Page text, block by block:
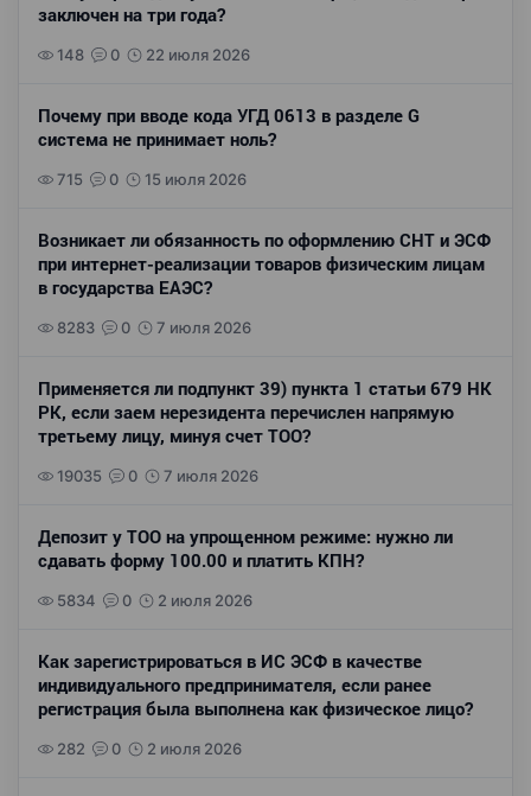
заключен на три года?
148 0 22 июля 2026
Почему при вводе кода УГД 0613 в разделе G
система не принимает ноль?
715 0 15 июля 2026
Возникает ли обязанность по оформлению СНТ и ЭСФ
при интернет-реализации товаров физическим лицам
в государства ЕАЭС?
8283 0 7 июля 2026
Применяется ли подпункт 39) пункта 1 статьи 679 НК
РК, если заем нерезидента перечислен напрямую
третьему лицу, минуя счет ТОО?
19035 0 7 июля 2026
Депозит у ТОО на упрощенном режиме: нужно ли
сдавать форму 100.00 и платить КПН?
5834 0 2 июля 2026
Как зарегистрироваться в ИС ЭСФ в качестве
индивидуального предпринимателя, если ранее
регистрация была выполнена как физическое лицо?
282 0 2 июля 2026